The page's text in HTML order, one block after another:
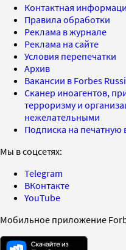
Контактная
Правила обработки
Реклама в журнале
Реклама на сайте
Условия перепечатки
Архив
Вакансии в Forbes
Сканер иноагентов,
терроризму и
нежелательными
Подписка на
Мы в соцсетях:
Telegram
ВКонтакте
YouTube
Мобильное приложение